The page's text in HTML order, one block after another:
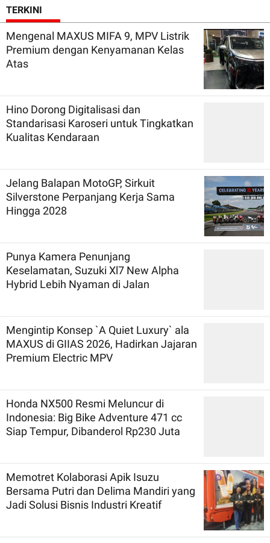
TERKINI
Mengenal MAXUS MIFA 9, MPV Listrik
Premium dengan Kenyamanan Kelas
Atas
Hino Dorong Digitalisasi dan
Standarisasi Karoseri untuk Tingkatkan
Kualitas Kendaraan
Jelang Balapan MotoGP, Sirkuit
Silverstone Perpanjang Kerja Sama
Hingga 2028
Punya Kamera Penunjang
Keselamatan, Suzuki Xl7 New Alpha
Hybrid Lebih Nyaman di Jalan
Mengintip Konsep `A Quiet Luxury` ala
MAXUS di GIIAS 2026, Hadirkan Jajaran
Premium Electric MPV
Honda NX500 Resmi Meluncur di
Indonesia: Big Bike Adventure 471 cc
Siap Tempur, Dibanderol Rp230 Juta
Memotret Kolaborasi Apik Isuzu
Bersama Putri dan Delima Mandiri yang
Jadi Solusi Bisnis Industri Kreatif